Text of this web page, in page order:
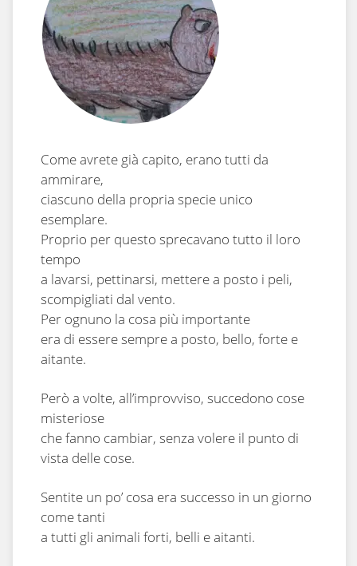
Come avrete già capito, erano tutti da
ammirare,
ciascuno della propria specie unico
esemplare.
Proprio per questo sprecavano tutto il loro
tempo
a lavarsi, pettinarsi, mettere a posto i peli,
scompigliati dal vento.
Per ognuno la cosa più importante
era di essere sempre a posto, bello, forte e
aitante.
Però a volte, all’improvviso, succedono cose
misteriose
che fanno cambiar, senza volere il punto di
vista delle cose.
Sentite un po’ cosa era successo in un giorno
come tanti
a tutti gli animali forti, belli e aitanti.